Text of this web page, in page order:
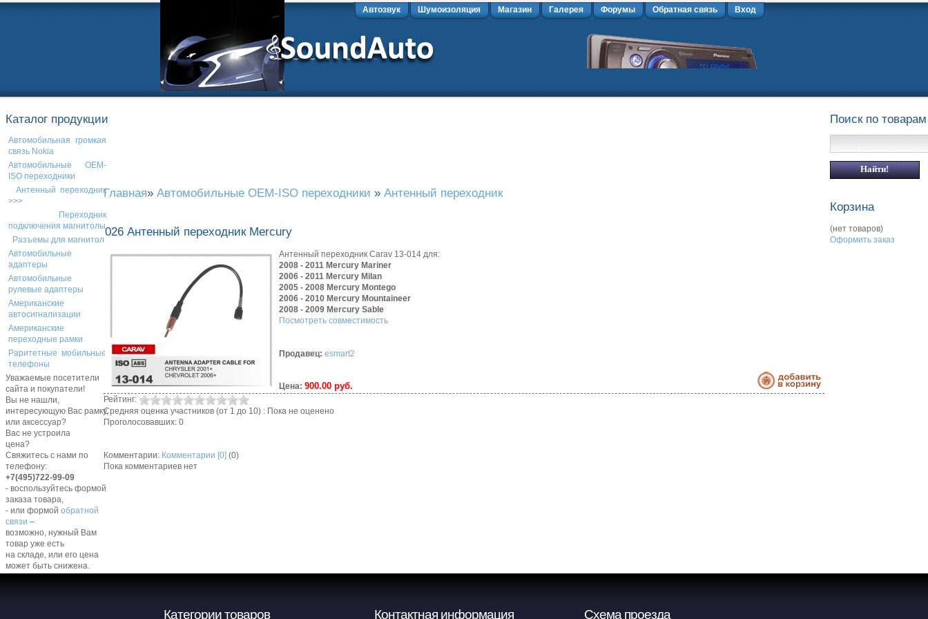
Автозвук Шумоизоляция Магазин Галерея Форумы Обратная связь Вход
Каталог продукции
Автомобильная громкая
связь Nokia
Автомобильные OEM-
ISO переходники
Антенный переходник
>>>
Переходник
подключения магнитолы
Разъемы для магнитол
Автомобильные
адаптеры
Автомобильные
рулевые адаптеры
Американские
автосигнализации
Американские
переходные рамки
Раритетные мобильные
телефоны
Уважаемые посетители
сайта и покупатели!
Вы не нашли,
интересующую Вас рамку,
или аксессуар?
Вас не устроила
цена?
Свяжитесь с нами по
телефону:
+7(495)722-99-09
- воспользуйтесь формой
заказа товара,
- или формой обратной
связи –
возможно, нужный Вам
товар уже есть
на складе, или его цена
может быть снижена.
Главная» Автомобильные OEM-ISO переходники » Антенный переходник
026 Антенный переходник Mercury
Антенный переходник Carav 13-014 для:
2008 - 2011 Mercury Mariner
2006 - 2011 Mercury Milan
2005 - 2008 Mercury Montego
2006 - 2010 Mercury Mountaineer
2008 - 2009 Mercury Sable
Посмотреть совместимость
Продавец: esmart2
Цена: 900.00 руб.
Рейтинг:
Средняя оценка участников (от 1 до 10) : Пока не оценено
Проголосовавших: 0
Комментарии: Комментарии [0] (0)
Пока комментариев нет
Поиск по товарам
Корзина
(нет товаров)
Оформить заказ
Категории товаров Контактная информация Схема проезда